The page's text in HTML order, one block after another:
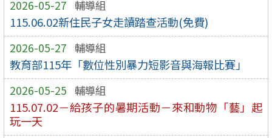
2026-05-27 輔導組
115.06.02新住民子女走讀踏查活動(免費)
2026-05-27 輔導組
教育部115年「數位性別暴力短影音與海報比賽」
2026-05-25 輔導組
115.07.02－給孩子的暑期活動－來和動物「藝」起
玩一天